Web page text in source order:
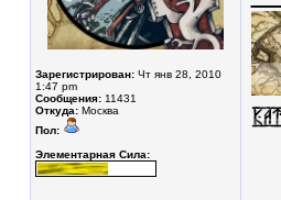
Зарегистрирован: Чт янв 28, 2010
1:47 pm
Сообщения: 11431
Откуда: Москва
Пол:
Элементарная Сила: